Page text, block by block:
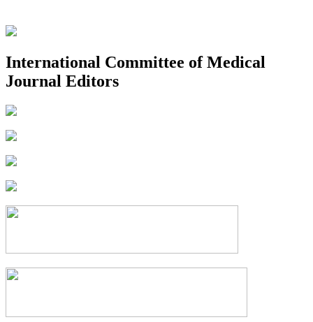
International Committee of Medical
Journal Editors